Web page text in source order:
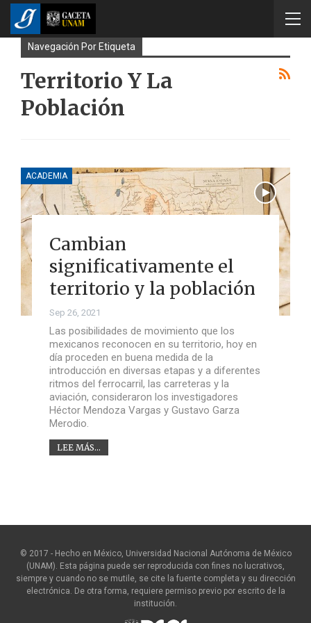
Navegación Por Etiqueta
Territorio Y La
Población
ACADEMIA
Cambian
significativamente el
territorio y la población
Sep 26, 2021
Las posibilidades de movimiento que los
mexicanos reconocen en su territorio, hoy en
día proceden en buena medida de la
introducción en diversas etapas y a diferentes
ritmos del ferrocarril, las carreteras y la
aviación, consideraron los investigadores
Héctor Mendoza Vargas y Gustavo Garza
Merodio.
LEE MÁS...
© 2017 - Hecho en México, Universidad Nacional Autónoma de México
(UNAM). Esta página puede ser reproducida con fines no lucrativos,
siempre y cuando no se mutile, se cite la fuente completa y su dirección
electrónica. De otra forma, requiere permiso previo por escrito de la
institución.